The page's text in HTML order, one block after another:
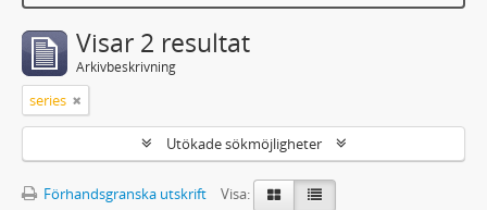
Visar 2 resultat
Arkivbeskrivning
series
Utökade sökmöjligheter
Förhandsgranska utskrift
Visa: